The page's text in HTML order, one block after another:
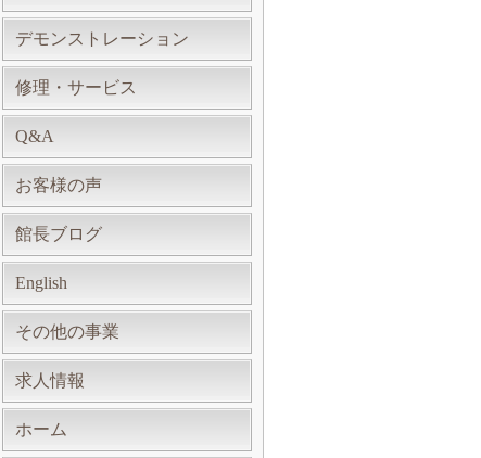
デモンストレーション
修理・サービス
Q&A
お客様の声
館長ブログ
English
その他の事業
求人情報
ホーム